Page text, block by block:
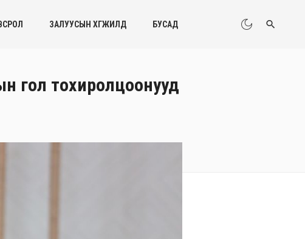
ЗАЛУУСЫН ХӨГЖИЛД БУСАД
гол тохиролцоонууд